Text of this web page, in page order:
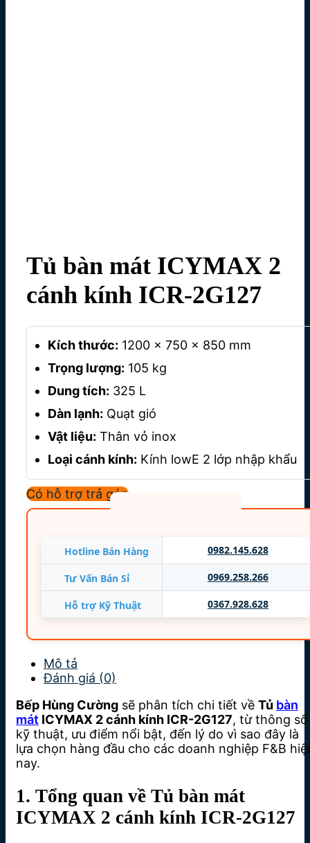
Tủ bàn mát ICYMAX 2
cánh kính ICR-2G127
Kích thước: 1200 x 750 x 850 mm
Trọng lượng: 105 kg
Dung tích: 325 L
Dàn lạnh: Quạt gió
Vật liệu: Thân vỏ inox
Loại cánh kính: Kính lowE 2 lớp nhập khẩu
Điện áp:220V / 50Hz
Công suất:
Nhiệt độ khoang: 3°C ~ 7°C
Có hỗ trợ trả góp
Hotline Bán Hàng 0982.145.628
Tư Vấn Bán Sỉ 0969.258.266
Hỗ trợ Kỹ Thuật 0367.928.628
Mô tả
Đánh giá (0)
Bếp Hùng Cường sẽ phân tích chi tiết về Tủ bàn
mát ICYMAX 2 cánh kính ICR-2G127, từ thông số
kỹ thuật, ưu điểm nổi bật, đến lý do vì sao đây là
lựa chọn hàng đầu cho các doanh nghiệp F&B
nay.
1. Tổng quan về Tủ bàn mát
ICYMAX 2 cánh kính ICR-2G127